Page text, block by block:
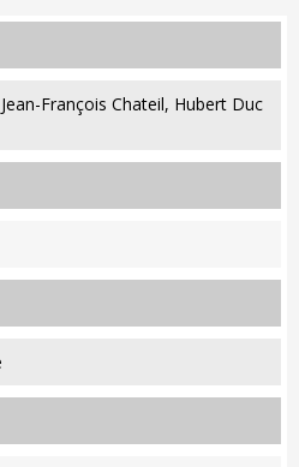
François Chateil, Hubert Duc